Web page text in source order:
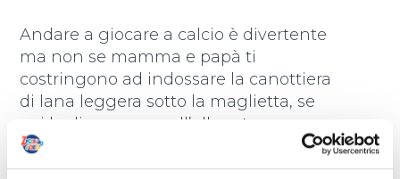
Andare a giocare a calcio è divertente
ma non se mamma e papà ti
costringono ad indossare la canottiera
di lana leggera sotto la maglietta, se
poi lo dicono pure all’allenatore…
Infondo, però, si sa che lo fanno a fin
di bene: senza la canottiera c’è il